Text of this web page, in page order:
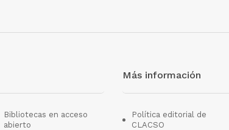
Bibliotecas en acceso
abierto
Más información
Política editorial de
CLACSO